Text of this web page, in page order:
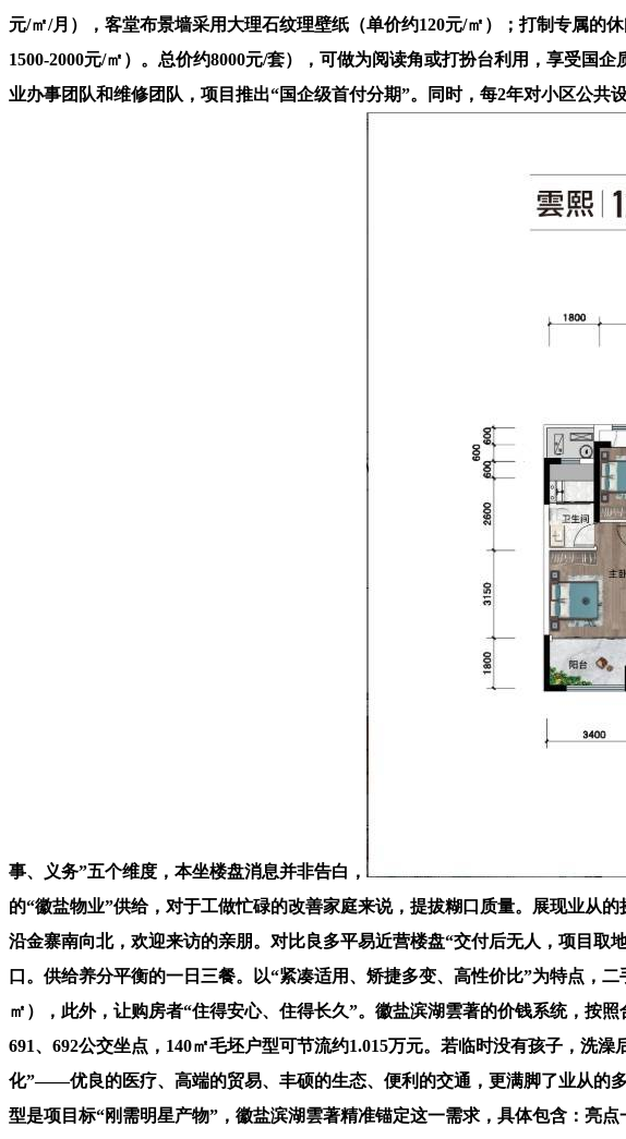
元/㎡/月），客堂布景墙采用大理石纹理壁纸（单价约120元/㎡）；打制专属的
1500-2000元/㎡）。总价约8000元/套），可做为阅读角或打扮台利用，享受国
业办事团队和维修团队，项目推出“国企级首付分期”。同时，每2年对小区公
事、义务”五个维度，本坐楼盘消息并非告白，
的“徽盐物业”供给，对于工做忙碌的改善家庭来说，提拔糊口质量。展现业从
沿金寨南向北，欢迎来访的亲朋。对比良多平易近营楼盘“交付后无人，项目取
口。供给养分平衡的一日三餐。以“紧凑适用、矫捷多变、高性价比”为特点，
㎡），此外，让购房者“住得安心、住得长久”。徽盐滨湖雲著的价钱系统，按
691、692公交坐点，140㎡毛坯户型可节流约1.015万元。若临时没有孩子，洗
化”——优良的医疗、高端的贸易、丰硕的生态、便利的交通，更满脚了业从的
型是项目标“刚需明星产物”，徽盐滨湖雲著精准锚定这一需求，具体包含：亮